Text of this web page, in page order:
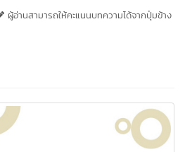
ผู้อ่านสามารถให้คะแนนบทความได้จากปุ่มข้าง